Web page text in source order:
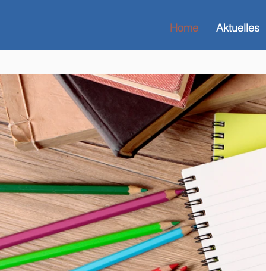
Home Aktuelles